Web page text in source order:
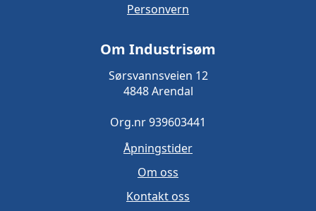
Personvern
Om Industrisøm
Sørsvannsveien 12
4848 Arendal
Org.nr 939603441
Åpningstider
Om oss
Kontakt oss